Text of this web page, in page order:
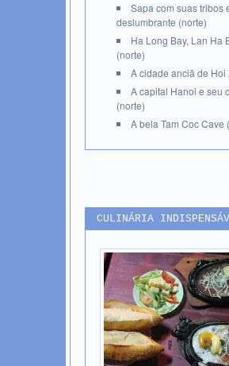
Sapa com suas tribos
deslumbrante (norte)
Ha Long Bay, Lan Ha
(norte)
A cidade anciã de Hoi
A capital Hanoi e seu
(norte)
A bela Tam Coc Cave
CULINÁRIA